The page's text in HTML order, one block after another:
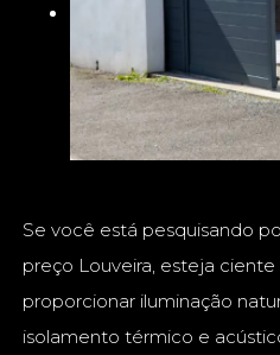
Se você está pesquisando
preço Louveira, esteja
proporcionar iluminação
isolamento térmico e